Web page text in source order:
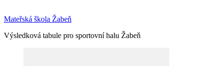
Mateřská škola Žabeň
Výsledková tabule pro sportovní halu Žabeň